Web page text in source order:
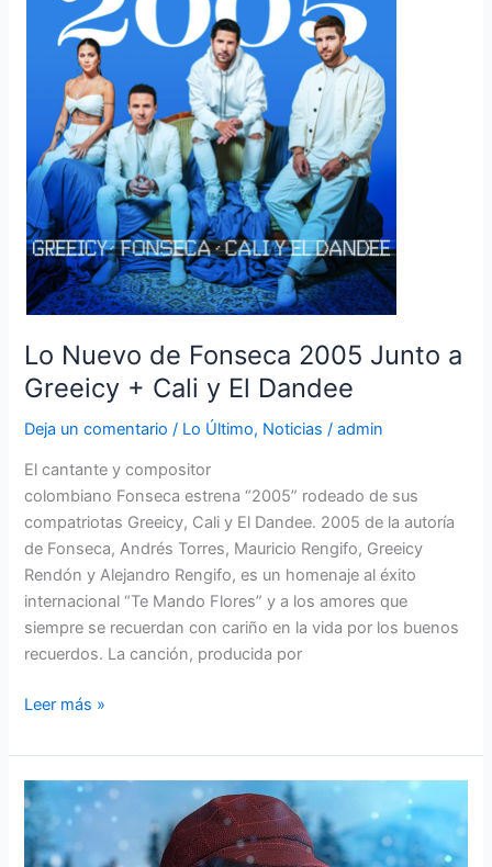
Lo Nuevo de Fonseca 2005 Junto a
Greeicy + Cali y El Dandee
Deja un comentario / Lo Último, Noticias /admin
El cantante y compositor
colombiano Fonseca estrena “2005” rodeado de sus
compatriotas Greeicy, Cali y El Dandee. 2005 de la autoría
de Fonseca, Andrés Torres, Mauricio Rengifo, Greeicy
Rendón y Alejandro Rengifo, es un homenaje al éxito
internacional “Te Mando Flores” y a los amores que
siempre se recuerdan con cariño en la vida por los buenos
recuerdos. La canción, producida por
Fonseca
Junto
Greeicy
+
Cali
y
El
Dandee
Leer más »
Merry
Christmas
from